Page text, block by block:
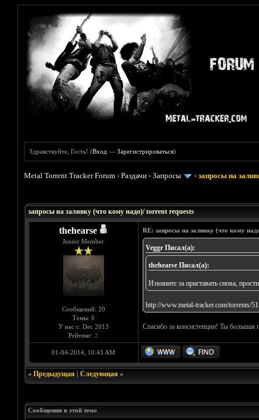
Здравствуйте, Гость! (Вход —Зарегистрироваться)
Metal Torrent Tracker Forum ›Раздачи ›Запросы ›запросы на
запросы на заливку (что кому надо)/ torrent requests
thehearse
Junior Member
Сообщений: 20
Темы: 0
У нас с: Dec 2013
Рейтинг: 2
RE: запросы на заливку (что кому
Veggr Писал(а):
thehearse Писал(а):
Извините за приставать снова,
http://www.metal-tracker.com/torrents/
Спасибо за консистенции! Ты большая
01-04-2014, 10:43 AM
« Предыдущая| Следующая»
Сообщения в этой теме